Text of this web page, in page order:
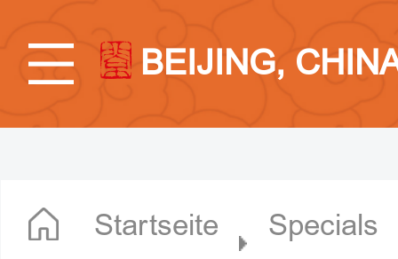
BEIJING,
Startseite
Specials